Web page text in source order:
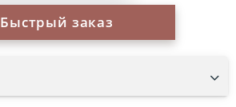
Быстрый заказ